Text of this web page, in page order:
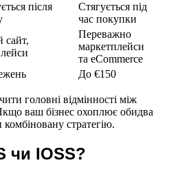
після
Стягується під
час покупки
сайт,
Переважно
маркетплейси
та eCommerce
До €150
головні відмінності між
ваш бізнес охоплює обидва
комбіновану стратегію.
чи IOSS?